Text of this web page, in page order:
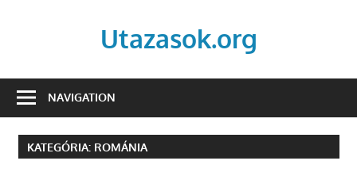
Utazasok.org
NAVIGATION
KATEGÓRIA: ROMÁNIA